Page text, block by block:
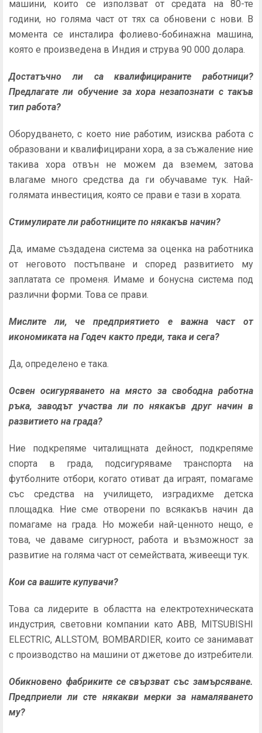
машини, които се използват от средата на 80-те
години, но голяма част от тях са обновени с нови. В
момента се инсталира фолиево-бобинажна машина,
която е произведена в Индия и струва 90 000 долара.
Достатъчно ли са квалифицираните работници?
Предлагате ли обучение за хора незапознати с такъв
тип работа?
Оборудването, с което ние работим, изисква работа с
образовани и квалифицирани хора, а за съжаление ние
такива хора отвън не можем да вземем, затова
влагаме много средства да ги обучаваме тук. Най-
голямата инвестиция, която се прави е тази в хората.
Стимулирате ли работниците по някакъв начин?
Да, имаме създадена система за оценка на работника
от неговото постъпване и според развитието му
заплатата се променя. Имаме и бонусна система под
различни форми. Това се прави.
Мислите ли, че предприятието е важна част от
икономиката на Годеч както преди, така и сега?
Да, определено е така.
Освен осигуряването на място за свободна работна
ръка, заводът участва ли по някакъв друг начин в
развитието на града?
Ние подкрепяме читалищната дейност, подкрепяме
спорта в града, подсигуряваме транспорта на
футболните отбори, когато отиват да играят, помагаме
със средства на училището, изградихме детска
площадка. Ние сме отворени по всякакъв начин да
помагаме на града. Но можеби най-ценното нещо, е
това, че даваме сигурност, работа и възможност за
развитие на голяма част от семействата, живеещи тук.
Кои са вашите купувачи?
Това са лидерите в областта на електротехническата
индустрия, световни компании като ABB, MITSUBISHI
ELECTRIC, ALLSTOM, BOMBARDIER, които се занимават
с производство на машини от джетове до изтребители.
Обикновено фабриките се свързват със замърсяване.
Предприели ли сте някакви мерки за намаляването
му?